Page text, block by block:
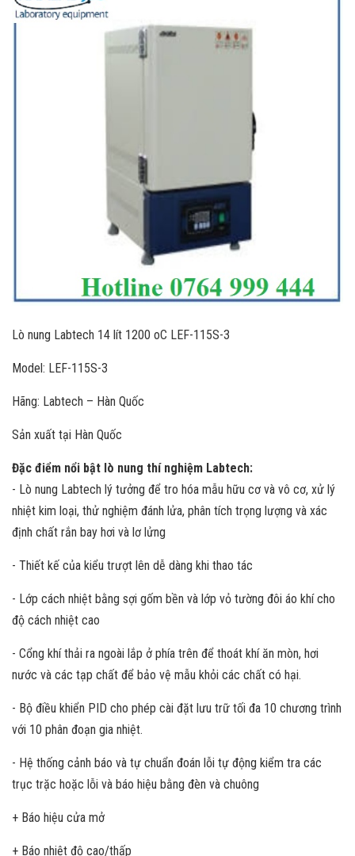
Lò nung Labtech 14 lít 1200 oC LEF-115S-3
Model: LEF-115S-3
Hãng: Labtech – Hàn Quốc
Sản xuất tại Hàn Quốc
Đặc điểm nổi bật lò nung thí nghiệm Labtech:
- Lò nung Labtech lý tưởng để tro hóa mẫu hữu cơ và vô cơ, xử lý
nhiệt kim loại, thử nghiệm đánh lửa, phân tích trọng lượng và xác
định chất rắn bay hơi và lơ lửng
- Thiết kế của kiểu trượt lên dễ dàng khi thao tác
- Lớp cách nhiệt bằng sợi gốm bền và lớp vỏ tường đôi áo khí cho
độ cách nhiệt cao
- Cổng khí thải ra ngoài lắp ở phía trên để thoát khí ăn mòn, hơi
nước và các tạp chất để bảo vệ mẫu khỏi các chất có hại.
- Bộ điều khiển PID cho phép cài đặt lưu trữ tối đa 10 chương trình
với 10 phân đoạn gia nhiệt.
- Hệ thống cảnh báo và tự chuẩn đoán lỗi tự động kiểm tra các
trục trặc hoặc lỗi và báo hiệu bằng đèn và chuông
+ Báo hiệu cửa mở
+ Báo nhiệt độ cao/thấp